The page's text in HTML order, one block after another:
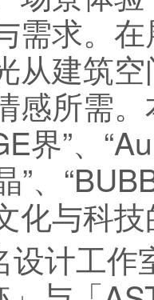
需求。
从建筑
感所需
界”、
”、
化与科
设计工